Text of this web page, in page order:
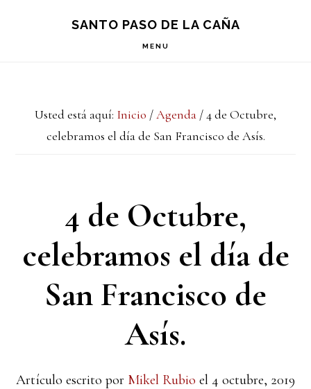
principal
lateral
principal
SANTO PASO DE LA CAÑA
MENU
Usted está aquí: Inicio /Agenda /4 de Octubre,
celebramos el día de San Francisco de Asís.
4 de Octubre,
celebramos el día de
San Francisco de
Asís.
Artículo escrito por Mikel Rubio el 4 octubre, 2019